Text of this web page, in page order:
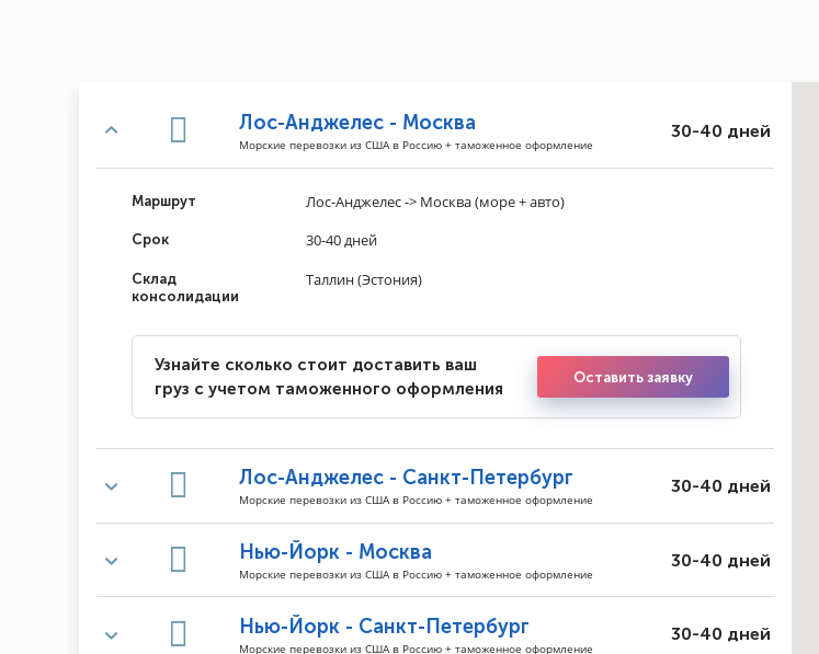
Лос-Анджелес - Москва
Морские перевозки из США в Россию + таможенное оформление
30-40 дней
Маршрут Лос-Анджелес -> Москва (море + авто)
Срок 30-40 дней
Склад
консолидации
Таллин (Эстония)
Узнайте сколько стоит доставить ваш
груз с учетом таможенного оформления
Оставить заявку
Лос-Анджелес - Санкт-Петербург
Морские перевозки из США в Россию + таможенное оформление
30-40 дней
Нью-Йорк - Москва
Морские перевозки из США в Россию + таможенное оформление
30-40 дней
Нью-Йорк - Санкт-Петербург
Морские перевозки из США в Россию + таможенное оформление
30-40 дней